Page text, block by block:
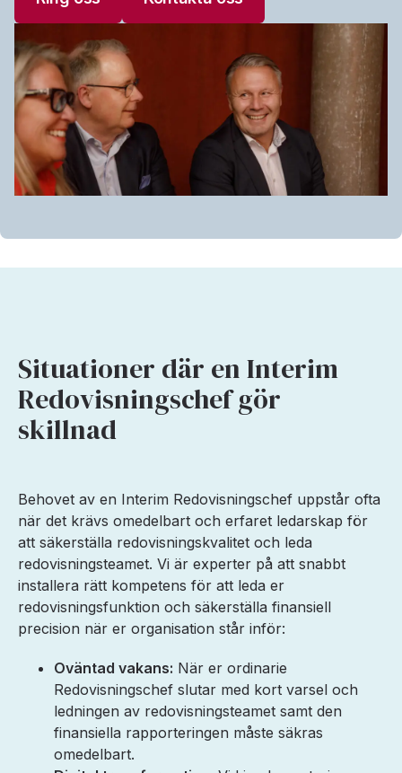
Situationer där en Interim
Redovisningschef gör
skillnad
Behovet av en Interim Redovisningschef uppstår ofta
när det krävs omedelbart och erfaret ledarskap för
att säkerställa redovisningskvalitet och leda
redovisningsteamet. Vi är experter på att snabbt
installera rätt kompetens för att leda er
redovisningsfunktion och säkerställa finansiell
precision när er organisation står inför:
Oväntad vakans: När er ordinarie
Redovisningschef slutar med kort varsel och
ledningen av redovisningsteamet samt den
finansiella rapporteringen måste säkras
omedelbart.